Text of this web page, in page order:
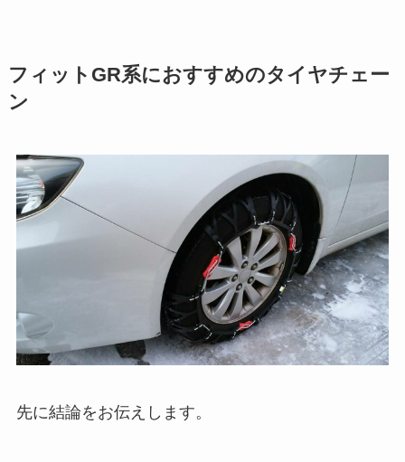
フィットGR系におすすめのタイヤチェー
ン
先に結論をお伝えします。